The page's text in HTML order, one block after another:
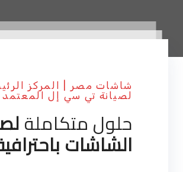
شاشات مصر | المركز
لصيانة تي سي إل المعتمد
حلول متكاملة
الشاشات